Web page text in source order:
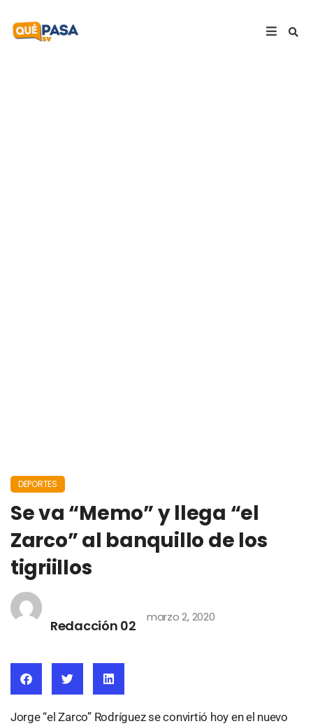
DEPORTES
Se va “Memo” y llega “el
Zarco” al banquillo de los
tigriillos
Redacción 02
marzo 2, 2020
Jorge “el Zarco” Rodríguez se convirtió hoy en el nuevo